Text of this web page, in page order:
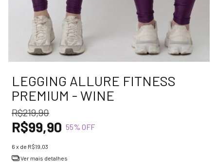
LEGGING ALLURE FITNESS
PREMIUM - WINE
R$219,90
R$99,90 55% OFF
6 x de R$19,03
Ver mais detalhes